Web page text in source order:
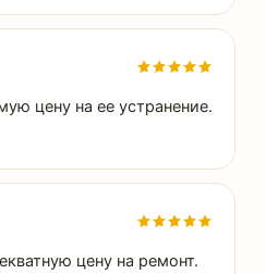
цену на ее устранение.
цену на ремонт.